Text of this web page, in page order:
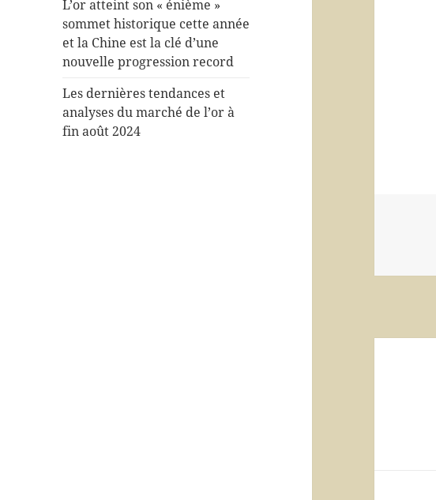
L’or atteint son « énième »
sommet historique cette année
et la Chine est la clé d’une
nouvelle progression record
Les dernières tendances et
analyses du marché de l’or à
fin août 2024